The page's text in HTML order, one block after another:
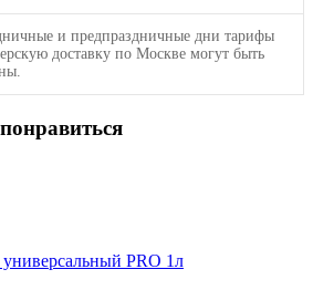
и предпраздничные дни тарифы
доставку по Москве могут быть
универсальный PRO 1л